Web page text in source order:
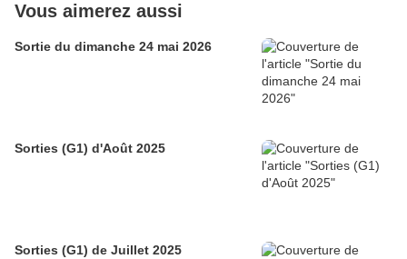
Vous aimerez aussi
Sortie du dimanche 24 mai 2026
Sorties (G1) d'Août 2025
Sorties (G1) de Juillet 2025